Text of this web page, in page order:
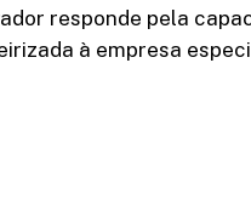
responde pela
à empresa